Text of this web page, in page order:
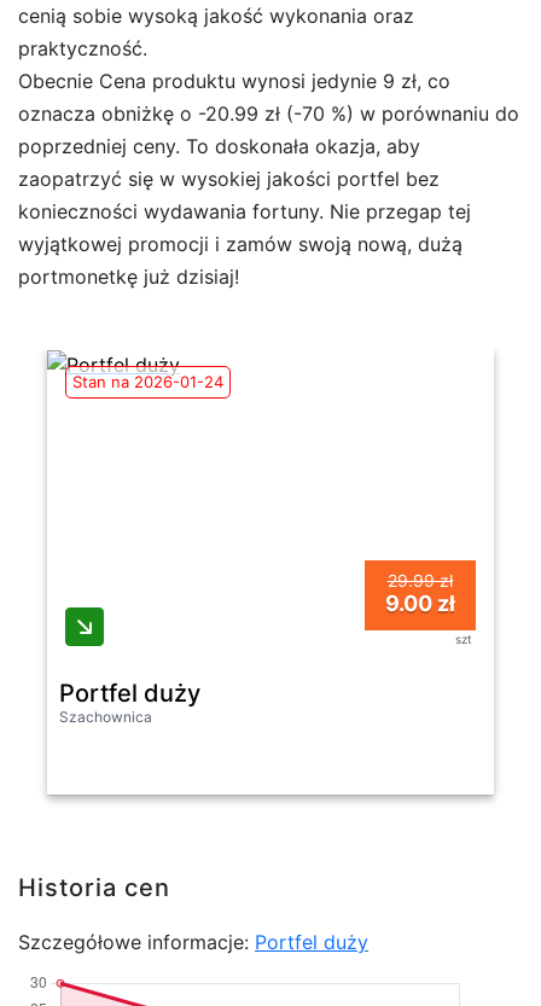
cenią sobie wysoką jakość wykonania oraz
praktyczność.
Obecnie Cena produktu wynosi jedynie 9 zł, co
oznacza obniżkę o -20.99 zł (-70 %) w porównaniu do
poprzedniej ceny. To doskonała okazja, aby
zaopatrzyć się w wysokiej jakości portfel bez
konieczności wydawania fortuny. Nie przegap tej
wyjątkowej promocji i zamów swoją nową, dużą
portmonetkę już dzisiaj!
Stan na 2026-01-24
29.99 zł
9.00 zł
szt
Portfel duży
Szachownica
Historia cen
Szczegółowe informacje: Portfel duży